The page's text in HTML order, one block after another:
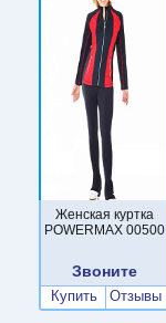
Женская куртка
POWERMAX 00500
Звоните
Купить Отзывы